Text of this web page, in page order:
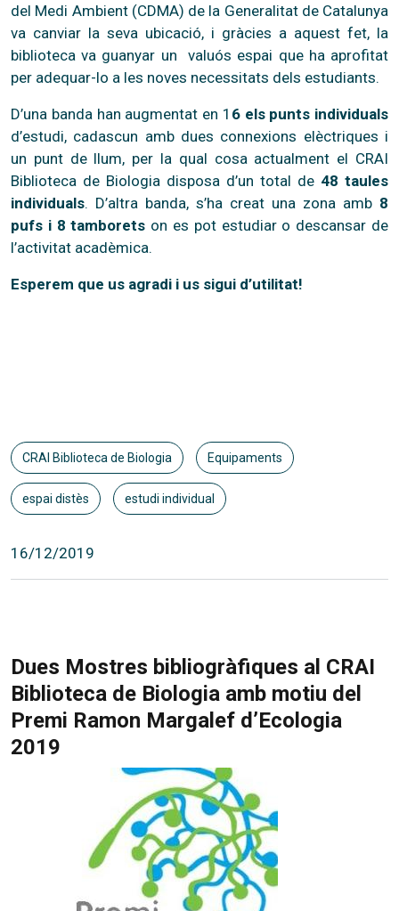
del Medi Ambient (CDMA) de la Generalitat de Catalunya
va canviar la seva ubicació, i gràcies a aquest fet, la
biblioteca va guanyar un valuós espai que ha aprofitat
per adequar-lo a les noves necessitats dels estudiants.
D’una banda han augmentat en 1 6 els punts individuals
d’estudi, cadascun amb dues connexions elèctriques i
un punt de llum, per la qual cosa actualment el CRAI
Biblioteca de Biologia disposa d’un total de 48 taules
individuals. D’altra banda, s’ha creat una zona amb 8
pufs i 8 tamborets on es pot estudiar o descansar de
l’activitat acadèmica.
Esperem que us agradi i us sigui d’utilitat!
CRAI Biblioteca de Biologia Equipaments
espai distès estudi individual
16/12/2019
Dues Mostres bibliogràfiques al CRAI
Biblioteca de Biologia amb motiu del
Premi Ramon Margalef d’Ecologia
2019